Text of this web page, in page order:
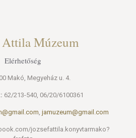
Attila Múzeum
Elérhetőség
Makó, Megyeház u. 4.
62/213-540, 06/20/6100361
,jamuzeum@gmail.com
jozsefattila.konyvtarmako?